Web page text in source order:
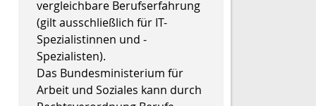
vergleichbare Berufserfahrung
(gilt ausschließlich für IT-
Spezialistinnen und -
Spezialisten).
Das Bundesministerium für
Arbeit und Soziales kann durch